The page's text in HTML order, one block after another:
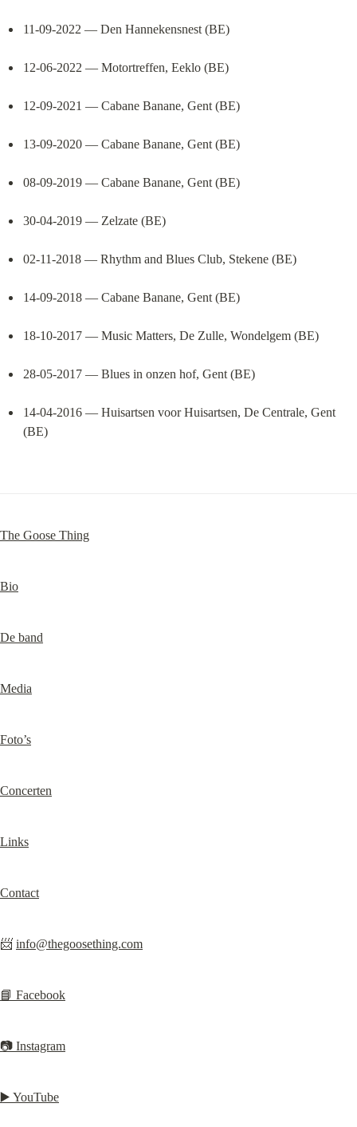
11-09-2022 — Den Hannekensnest (BE)
12-06-2022 — Motortreffen, Eeklo (BE)
12-09-2021 — Cabane Banane, Gent (BE)
13-09-2020 — Cabane Banane, Gent (BE)
08-09-2019 — Cabane Banane, Gent (BE)
30-04-2019 — Zelzate (BE)
02-11-2018 — Rhythm and Blues Club, Stekene (BE)
14-09-2018 — Cabane Banane, Gent (BE)
18-10-2017 — Music Matters, De Zulle, Wondelgem (BE)
28-05-2017 — Blues in onzen hof, Gent (BE)
14-04-2016 — Huisartsen voor Huisartsen, De Centrale, Gent
(BE)
The Goose Thing
Bio
De band
Media
Foto’s
Concerten
Links
Contact
📨 info@thegoosething.com
📘 Facebook
📷 Instagram
▶️ YouTube